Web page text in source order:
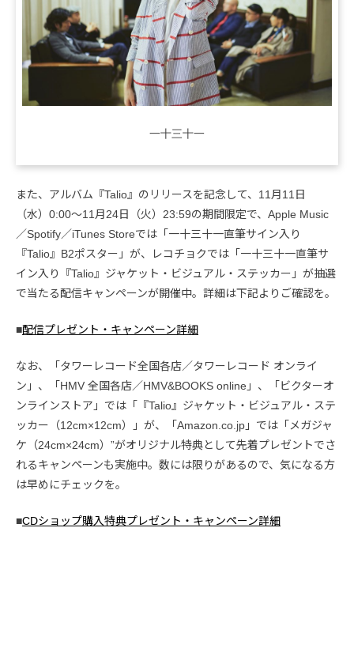
一十三十一
また、アルバム『Talio』のリリースを記念して、11月11日
（水）0:00～11月24日（火）23:59の期間限定で、Apple Music
／Spotify／iTunes Storeでは「一十三十一直筆サイン入り
『Talio』B2ポスター」が、レコチョクでは「一十三十一直筆サ
イン入り『Talio』ジャケット・ビジュアル・ステッカー」が抽選
で当たる配信キャンペーンが開催中。詳細は下記よりご確認を。
■配信プレゼント・キャンペーン詳細
なお、「タワーレコード全国各店／タワーレコード オンライ
ン」、「HMV 全国各店／HMV&BOOKS online」、「ビクターオ
ンラインストア」では「『Talio』ジャケット・ビジュアル・ステ
ッカー（12cm×12cm）」が、「Amazon.co.jp」では「メガジャ
ケ（24cm×24cm）”がオリジナル特典として先着プレゼントでさ
れるキャンペーンも実施中。数には限りがあるので、気になる方
は早めにチェックを。
■CDショップ購入特典プレゼント・キャンペーン詳細